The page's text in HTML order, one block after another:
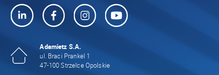
Adamietz S.A.
ul. Braci Prankel 1
47-100 Strzelce Opolskie